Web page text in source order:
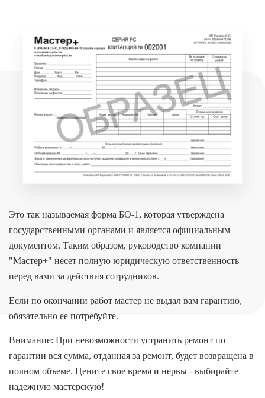
Это так называемая форма БО-1, которая утверждена
государственными органами и является официальным
документом. Таким образом, руководство компании
"Мастер+" несет полную юридическую ответственность
перед вами за действия сотрудников.
Если по окончании работ мастер не выдал вам гарантию,
обязательно ее потребуйте.
Внимание: При невозможности устранить ремонт по
гарантии вся сумма, отданная за ремонт, будет возвращена в
полном объеме. Цените свое время и нервы - выбирайте
надежную мастерскую!